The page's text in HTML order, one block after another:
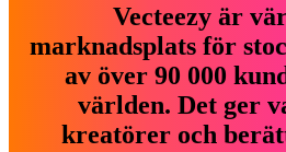
Vecteezy är
marknadsplats för
av över 90 000
världen. Det ger
kreatörer och